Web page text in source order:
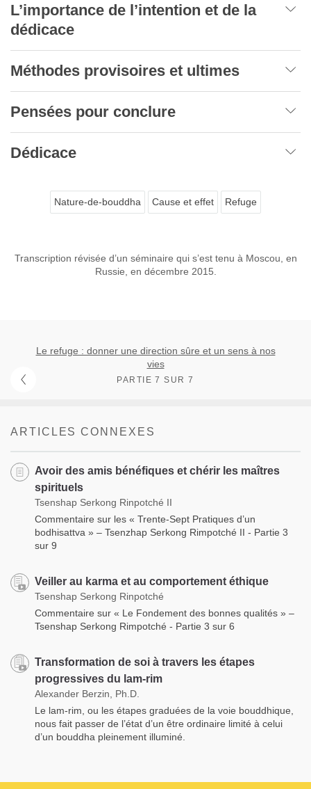
L’importance de l’intention et de la
dédicace
Méthodes provisoires et ultimes
Pensées pour conclure
Dédicace
Nature-de-bouddha Cause et effet Refuge
Transcription révisée d’un séminaire qui s’est tenu à Moscou, en
Russie, en décembre 2015.
Le refuge : donner une direction sûre et un sens à nos
vies
PARTIE 7 SUR 7
ARTICLES CONNEXES
Avoir des amis bénéfiques et chérir les maîtres
spirituels
Tsenshap Serkong Rinpotché II
Commentaire sur les « Trente-Sept Pratiques d’un
bodhisattva » – Tsenzhap Serkong Rimpotché II - Partie 3
sur 9
Veiller au karma et au comportement éthique
Tsenshap Serkong Rinpotché
Commentaire sur « Le Fondement des bonnes qualités » –
Tsenshap Serkong Rimpotché - Partie 3 sur 6
Transformation de soi à travers les étapes
progressives du lam-rim
Alexander Berzin, Ph.D.
Le lam-rim, ou les étapes graduées de la voie bouddhique,
nous fait passer de l’état d’un être ordinaire limité à celui
d’un bouddha pleinement illuminé.